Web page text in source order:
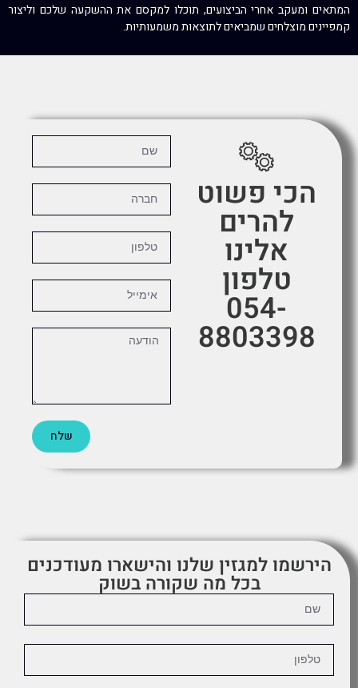
המתאים ומעקב אחרי הביצועים, תוכלו למקסם את ההשקעה שלכם וליצור
קמפיינים מוצלחים שמביאים לתוצאות משמעותיות.
הכי פשוט
להרים
אלינו
טלפון
054-
8803398
שלח
הירשמו למגזין שלנו והישארו מעודכנים
בכל מה שקורה בשוק